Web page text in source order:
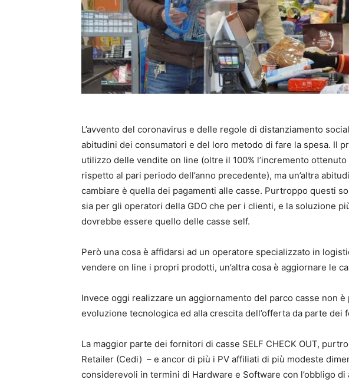
L’avvento del coronavirus e delle regole di distanziamento
abitudini dei consumatori e del loro metodo di fare la spesa. Il
utilizzo delle vendite on line (oltre il 100% l’incremento
rispetto al pari periodo dell’anno precedente), ma un’altra
cambiare è quella dei pagamenti alle casse. Purtroppo questi
sia per gli operatori della GDO che per i clienti, e la soluzione
dovrebbe essere quello delle casse self.
Però una cosa è affidarsi ad un operatore specializzato in
vendere on line i propri prodotti, un’altra cosa è aggiornare le
Invece oggi realizzare un aggiornamento del parco casse non
evoluzione tecnologica ed alla crescita dell’offerta da parte dei
La maggior parte dei fornitori di casse SELF CHECK OUT,
Retailer (Cedi) – e ancor di più i PV affiliati di più modeste
considerevoli in termini di Hardware e Software con l’obbligo